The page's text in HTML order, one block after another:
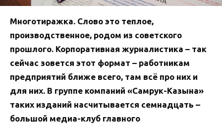
Многотиражка. Слово это теплое,
производственное, родом из советского
прошлого. Корпоративная журналистика – так
сейчас зовется этот формат – работникам
предприятий ближе всего, там всё про них и
для них. В группе компаний «Самрук-Казына»
таких изданий насчитывается семнадцать –
большой медиа-клуб главного